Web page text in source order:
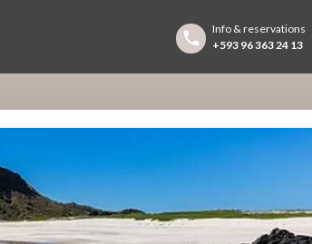
Info & reservations
+593 96 363 24 13